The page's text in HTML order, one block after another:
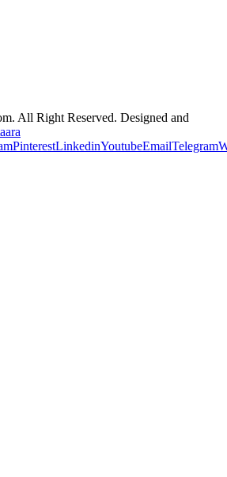
All Right Reserved. Designed and
PinterestLinkedinYoutubeEmailTelegram